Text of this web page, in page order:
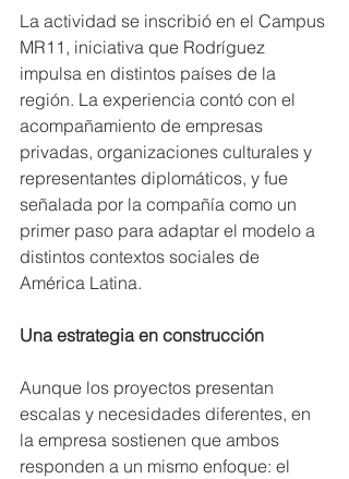
La actividad se inscribió en el Campus
MR11, iniciativa que Rodríguez
impulsa en distintos países de la
región. La experiencia contó con el
acompañamiento de empresas
privadas, organizaciones culturales y
representantes diplomáticos, y fue
señalada por la compañía como un
primer paso para adaptar el modelo a
distintos contextos sociales de
América Latina.
Una estrategia en construcción
Aunque los proyectos presentan
escalas y necesidades diferentes, en
la empresa sostienen que ambos
responden a un mismo enfoque: el